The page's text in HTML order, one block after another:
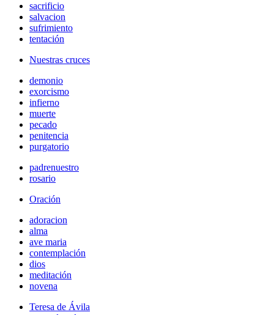
sacrificio
salvacion
sufrimiento
tentación
Nuestras cruces
demonio
exorcismo
infierno
muerte
pecado
penitencia
purgatorio
padrenuestro
rosario
Oración
adoracion
alma
ave maria
contemplación
dios
meditación
novena
Teresa de Ávila